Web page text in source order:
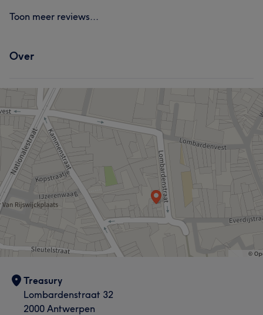
Toon meer reviews...
Over
Treasury
Lombardenstraat 32
2000 Antwerpen